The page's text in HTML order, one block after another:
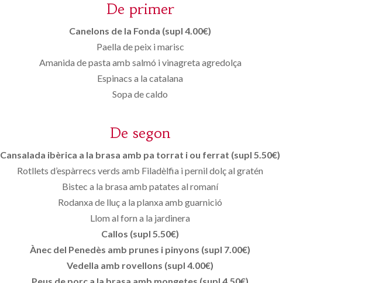
De primer
Canelons de la Fonda (supl 4.00€)
Paella de peix i marisc
Amanida de pasta amb salmó i vinagreta agredolça
Espinacs a la catalana
Sopa de caldo
De segon
Cansalada ibèrica a la brasa amb pa torrat i ou ferrat (supl 5.50€)
Rotllets d’espàrrecs verds amb Filadèlfia i pernil dolç al gratén
Bistec a la brasa amb patates al romaní
Rodanxa de lluç a la planxa amb guarnició
Llom al forn a la jardinera
Callos (supl 5.50€)
Ànec del Penedès amb prunes i pinyons (supl 7.00€)
Vedella amb rovellons (supl 4.00€)